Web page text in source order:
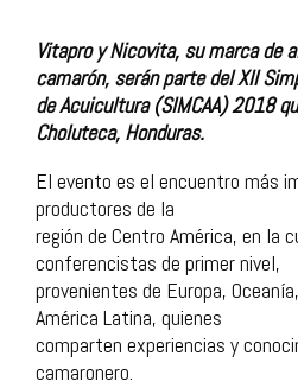
Vitapro y Nicovita, su marca de
camarón, serán parte del XII
de Acuicultura (SIMCAA) 2018
Choluteca, Honduras.
El evento es el encuentro más
productores de la
región de Centro América, en la
conferencistas de primer nivel,
provenientes de Europa,
América Latina, quienes
comparten experiencias y
camaronero.